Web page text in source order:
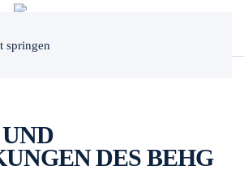
springen
DES BEHG